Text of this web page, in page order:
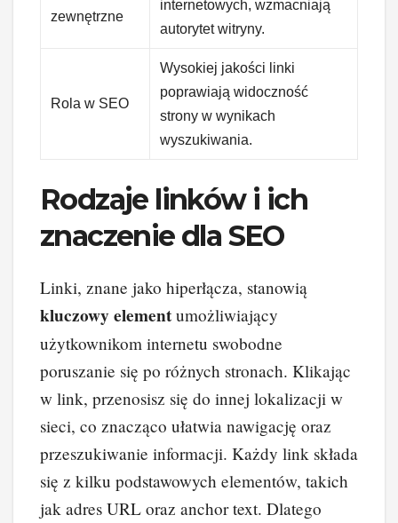
zewnętrzne
internetowych, wzmacniają
autorytet witryny.
Rola w SEO
Wysokiej jakości linki
poprawiają widoczność
strony w wynikach
wyszukiwania.
Rodzaje linków i ich
znaczenie dla SEO
Linki, znane jako hiperłącza, stanowią
kluczowy element umożliwiający
użytkownikom internetu swobodne
poruszanie się po różnych stronach. Klikając
w link, przenosisz się do innej lokalizacji w
sieci, co znacząco ułatwia nawigację oraz
przeszukiwanie informacji. Każdy link składa
się z kilku podstawowych elementów, takich
jak adres URL oraz anchor text. Dlatego